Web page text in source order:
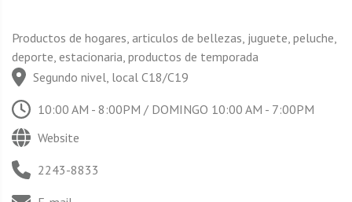
Productos de hogares, articulos de bellezas, juguete, peluche,
deporte, estacionaria, productos de temporada
Segundo nivel, local C18/C19
10:00 AM - 8:00PM / DOMINGO 10:00 AM - 7:00PM
Website
2243-8833